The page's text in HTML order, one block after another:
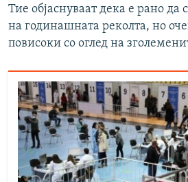
Тие објаснуваат дека е рано да
на годинашната реколта, но
повисоки со оглед на